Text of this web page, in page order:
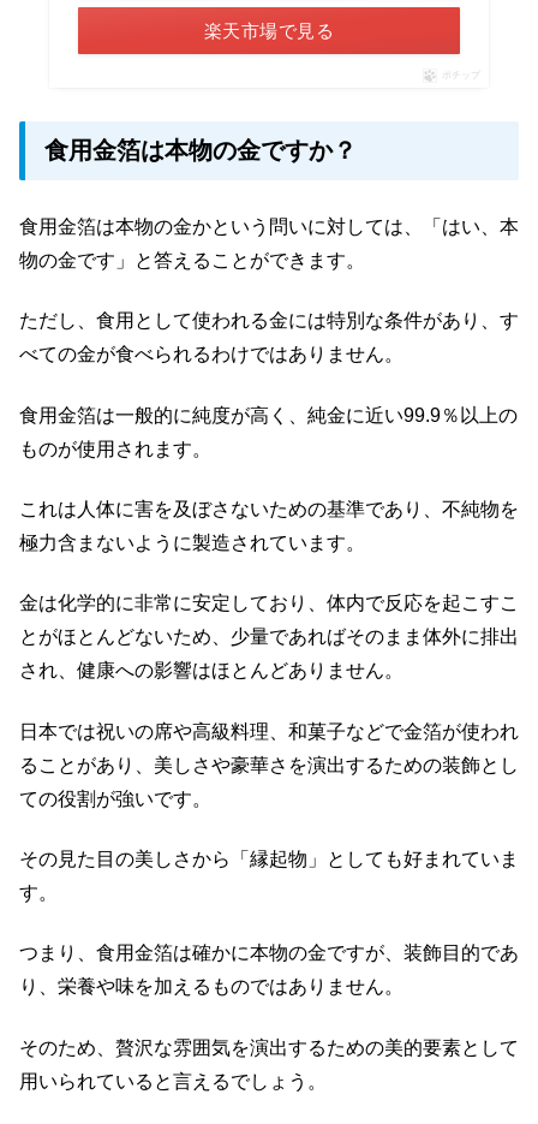
楽天市場で見る
ポチップ
食用金箔は本物の金ですか？
食用金箔は本物の金かという問いに対しては、「はい、本
物の金です」と答えることができます。
ただし、食用として使われる金には特別な条件があり、す
べての金が食べられるわけではありません。
食用金箔は一般的に純度が高く、純金に近い99.9％以上の
ものが使用されます。
これは人体に害を及ぼさないための基準であり、不純物を
極力含まないように製造されています。
金は化学的に非常に安定しており、体内で反応を起こすこ
とがほとんどないため、少量であればそのまま体外に排出
され、健康への影響はほとんどありません。
日本では祝いの席や高級料理、和菓子などで金箔が使われ
ることがあり、美しさや豪華さを演出するための装飾とし
ての役割が強いです。
その見た目の美しさから「縁起物」としても好まれていま
す。
つまり、食用金箔は確かに本物の金ですが、装飾目的であ
り、栄養や味を加えるものではありません。
そのため、贅沢な雰囲気を演出するための美的要素として
用いられていると言えるでしょう。